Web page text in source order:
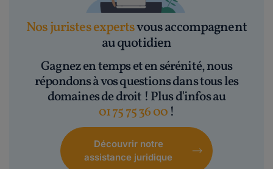
Nos juristes expertsvous accompagnent
au quotidien
Gagnez en temps et en sérénité, nous
répondons à vos questions dans tous les
domaines de droit ! Plus d'infos au
01 75 75 36 00 !
Découvrir notre
assistance juridique